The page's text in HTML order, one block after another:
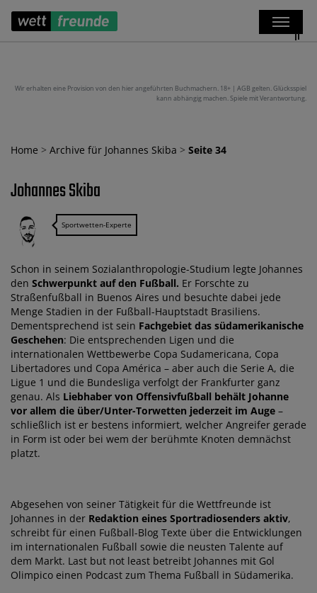
Wir erhalten eine Provision von den hier angeführten Buchmachern. 18+ | AGB gelten. Glücksspiel
kann abhängig machen. Spiele mit Verantwortung.
Home > Archive für Johannes Skiba > Seite 34
Johannes Skiba
Sportwetten-Experte
Schon in seinem Sozialanthropologie-Studium legte Johannes
den Schwerpunkt auf den Fußball. Er Forschte zu
Straßenfußball in Buenos Aires und besuchte dabei jede
Menge Stadien in der Fußball-Hauptstadt Brasiliens.
Dementsprechend ist sein Fachgebiet das südamerikanische
Geschehen: Die entsprechenden Ligen und die
internationalen Wettbewerbe Copa Sudamericana, Copa
Libertadores und Copa América – aber auch die Serie A, die
Ligue 1 und die Bundesliga verfolgt der Frankfurter ganz
genau. Als Liebhaber von Offensivfußball behält Johanne
vor allem die über/Unter-Torwetten jederzeit im Auge –
schließlich ist er bestens informiert, welcher Angreifer gerade
in Form ist oder bei wem der berühmte Knoten demnächst
platzt.
Abgesehen von seiner Tätigkeit für die Wettfreunde ist
Johannes in der Redaktion eines Sportradiosenders aktiv,
schreibt für einen Fußball-Blog Texte über die Entwicklungen
im internationalen Fußball sowie die neusten Talente auf
dem Markt. Last but not least betreibt Johannes mit Gol
Olimpico einen Podcast zum Thema Fußball in Südamerika.